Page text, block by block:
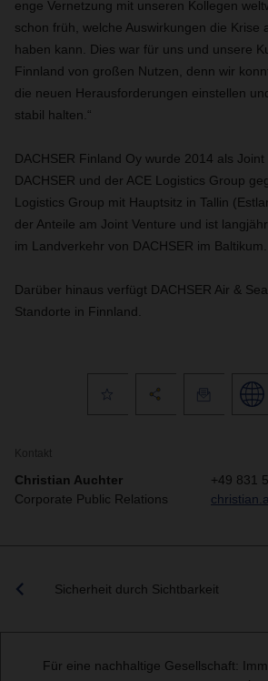
enge Vernetzung mit unseren Kollegen
schon früh, welche Auswirkungen die Krise
haben kann. Dies war für uns und unsere
Finnland von großen Nutzen, denn wir
die neuen Herausforderungen einstellen
stabil halten.“
DACHSER Finland Oy wurde 2014 als Joint
DACHSER und der ACE Logistics Group
Logistics Group mit Hauptsitz in Tallin
der Anteile am Joint Venture und ist
im Landverkehr von DACHSER im Baltikum.
Darüber hinaus verfügt DACHSER Air &
Standorte in Finnland.
Kontakt
Christian Auchter
Corporate Public Relations
+49 831
Sicherheit durch Sichtbarkeit
Für eine nachhaltige Gesellschaft: